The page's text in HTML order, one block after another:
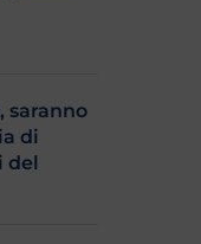
saranno
di
del